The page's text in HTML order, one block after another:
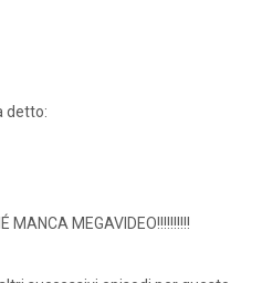
detto:
MANCA MEGAVIDEO!!!!!!!!!!